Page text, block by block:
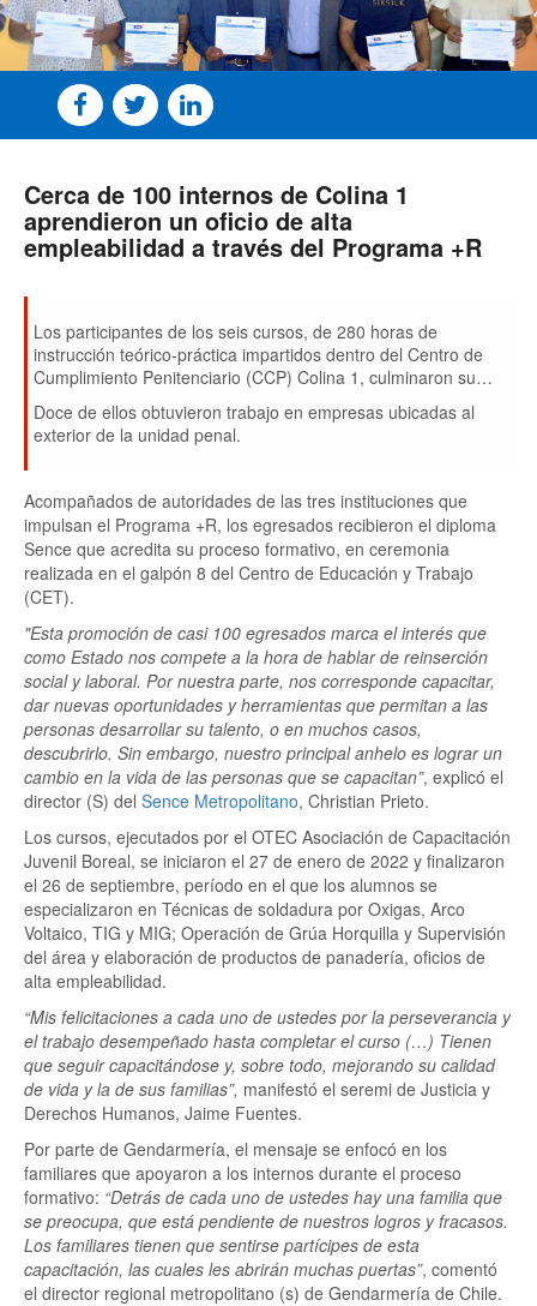
Cerca de 100 internos de Colina 1
aprendieron un oficio de alta
empleabilidad a través del Programa +R
Los participantes de los seis cursos, de 280 horas de
instrucción teórico-práctica impartidos dentro del Centro de
Cumplimiento Penitenciario (CCP) Colina 1, culminaron su
proceso de formación como soldadores, operadores de grúa
y panaderos
Doce de ellos obtuvieron trabajo en empresas ubicadas al
exterior de la unidad penal.
Acompañados de autoridades de las tres instituciones que
impulsan el Programa +R, los egresados recibieron el diploma
Sence que acredita su proceso formativo, en ceremonia
realizada en el galpón 8 del Centro de Educación y Trabajo
(CET).
"Esta promoción de casi 100 egresados marca el interés que
como Estado nos compete a la hora de hablar de reinserción
social y laboral. Por nuestra parte, nos corresponde capacitar,
dar nuevas oportunidades y herramientas que permitan a las
personas desarrollar su talento, o en muchos casos,
descubrirlo. Sin embargo, nuestro principal anhelo es lograr un
cambio en la vida de las personas que se capacitan”, explicó el
director (S) del Sence Metropolitano, Christian Prieto.
Los cursos, ejecutados por el OTEC Asociación de Capacitación
Juvenil Boreal, se iniciaron el 27 de enero de 2022 y finalizaron
el 26 de septiembre, período en el que los alumnos se
especializaron en Técnicas de soldadura por Oxigas, Arco
Voltaico, TIG y MIG; Operación de Grúa Horquilla y Supervisión
del área y elaboración de productos de panadería, oficios de
alta empleabilidad.
“Mis felicitaciones a cada uno de ustedes por la perseverancia y
el trabajo desempeñado hasta completar el curso (…) Tienen
que seguir capacitándose y, sobre todo, mejorando su calidad
de vida y la de sus familias”, manifestó el seremi de Justicia y
Derechos Humanos, Jaime Fuentes.
Por parte de Gendarmería, el mensaje se enfocó en los
familiares que apoyaron a los internos durante el proceso
formativo: “Detrás de cada uno de ustedes hay una familia que
se preocupa, que está pendiente de nuestros logros y fracasos.
Los familiares tienen que sentirse partícipes de esta
capacitación, las cuales les abrirán muchas puertas”, comentó
el director regional metropolitano (s) de Gendarmería de Chile.